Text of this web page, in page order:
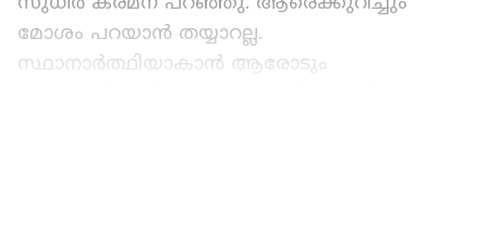
മോശം പറയാൻ തയ്യാറല്ല.
സ്ഥാനാർത്ഥിയാകാൻ ആരോടും